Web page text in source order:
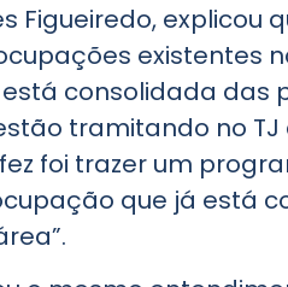
explicou
existentes
consolidada das
tramitando no TJ
foi trazer um
que já está